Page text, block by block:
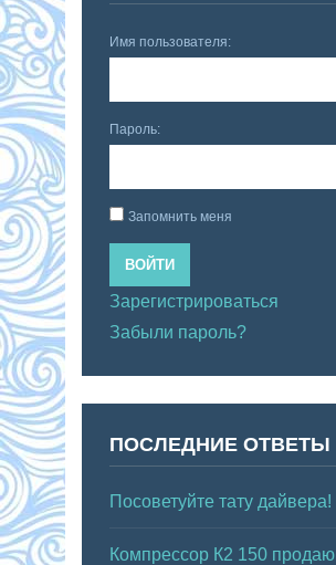
Имя пользователя:
Пароль:
Запомнить меня
ВОЙТИ
Зарегистрироваться
Забыли пароль?
ПОСЛЕДНИЕ ОТВЕТЫ
Посоветуйте тату дайвера!
Компрессор К2 150 продаю